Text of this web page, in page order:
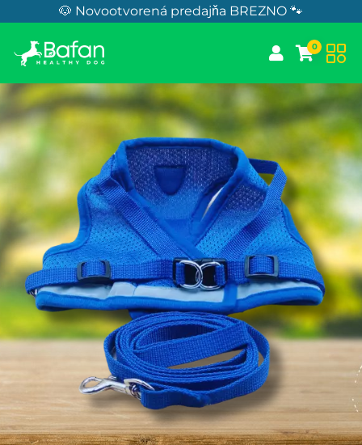
Skip to Content🐶 Novootvorená predajňa BREZNO 🐾
0